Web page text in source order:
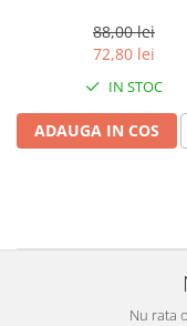
88,00 lei
72,80 lei
IN STOC
ADAUGA IN COS
Nu rata